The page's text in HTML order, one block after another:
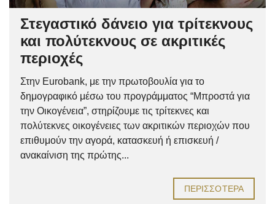
Στεγαστικό δάνειο για τρίτεκνους
και πολύτεκνους σε ακριτικές
περιοχές
Στην Eurobank, με την πρωτοβουλία για το
δημογραφικό μέσω του προγράμματος “Μπροστά για
την Οικογένεια”, στηρίζουμε τις τρίτεκνες και
πολύτεκνες οικογένειες των ακριτικών περιοχών που
επιθυμούν την αγορά, κατασκευή ή επισκευή /
ανακαίνιση της πρώτης...
ΠΕΡΙΣΣΌΤΕΡΑ